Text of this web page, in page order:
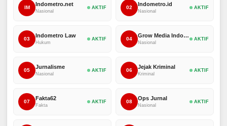
IM
Indometro.net
Nasional
AKTIF 02
Indometro.id
Nasional
AKTIF
03
Indometro Law
Hukum
AKTIF 04
Grow Media Indonesia
Nasional
AKTIF
05
Jurnalisme
Nasional
AKTIF 06
Jejak Kriminal
Kriminal
AKTIF
07
Fakta62
Fakta
AKTIF 08
Ops Jurnal
Nasional
AKTIF